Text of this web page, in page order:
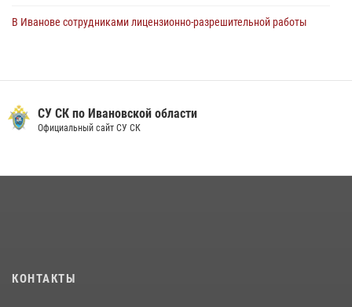
В Иванове сотрудниками лицензионно-разрешительной работы
более 250 единиц оружия
08 июля 2026, 09:39
схожий с гранатой
СУ СК по Ивановской области
Официальный сайт СУ СК
КОНТАКТЫ